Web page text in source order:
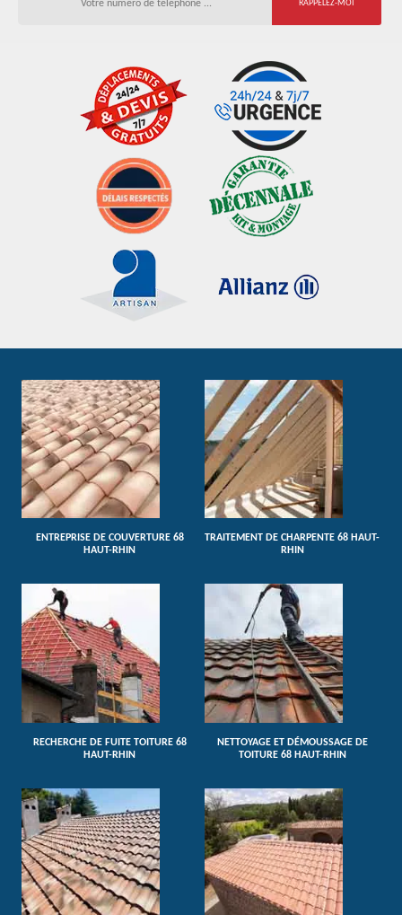
ENTREPRISE DE COUVERTURE 68
HAUT-RHIN
TRAITEMENT DE CHARPENTE 68 HAUT-
RHIN
RECHERCHE DE FUITE TOITURE 68
HAUT-RHIN
NETTOYAGE ET DÉMOUSSAGE DE
TOITURE 68 HAUT-RHIN